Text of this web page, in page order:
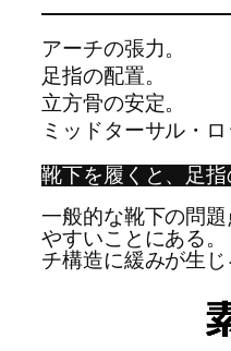
アーチの張力。
足指の配置。
立方骨の安定。
ミッドターサル・ロ
靴下を履くと、足
一般的な靴下の問
やすいことにある
チ構造に緩みが生じ